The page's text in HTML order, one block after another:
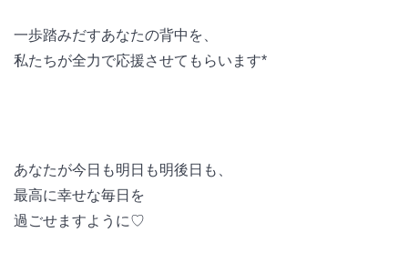
一歩踏みだすあなたの背中を、
私たちが全力で応援させてもらいます*
あなたが今日も明日も明後日も、
最高に幸せな毎日を
過ごせますように♡